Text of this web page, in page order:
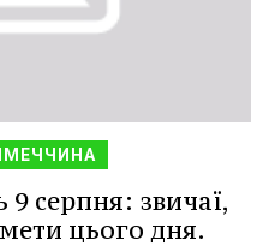
9 серпня: звичаї,
цього дня.